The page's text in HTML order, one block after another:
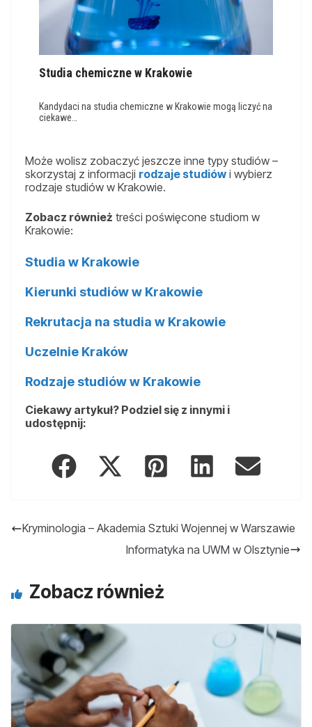
Studia chemiczne w Krakowie
Kandydaci na studia chemiczne w Krakowie mogą liczyć na
ciekawe…
Może wolisz zobaczyć jeszcze inne typy studiów –
skorzystaj z informacji rodzaje studiów i wybierz
rodzaje studiów w Krakowie.
Zobacz również treści poświęcone studiom w
Krakowie:
Studia w Krakowie
Kierunki studiów w Krakowie
Rekrutacja na studia w Krakowie
Uczelnie Kraków
Rodzaje studiów w Krakowie
Ciekawy artykuł? Podziel się z innymi i
udostępnij:
Kryminologia – Akademia Sztuki Wojennej w Warszawie
Informatyka na UWM w Olsztynie
Zobacz również